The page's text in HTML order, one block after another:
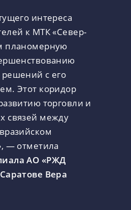
интереса
к МТК «Север-
планомерную
с его
Этот коридор
торговли и
связей между
— отметила
АО «РЖД
Вера